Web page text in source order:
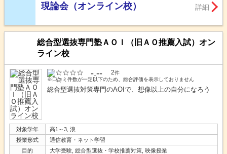
現論会（オンライン校） 詳細
総合型選抜専門塾ＡＯＩ（旧ＡＯ推薦入試）オン
ライン校
-.-- 2件
※口コミ件数が一定以下のため、総合評価を表示しておりません
総合型選抜対策専門のAOIで、想像以上の自分になろう
対象学年
高1～3, 浪
授業形式
通信教育・ネット学習
目的
大学受験, 総合型選抜・学校推薦対策, 映像授業